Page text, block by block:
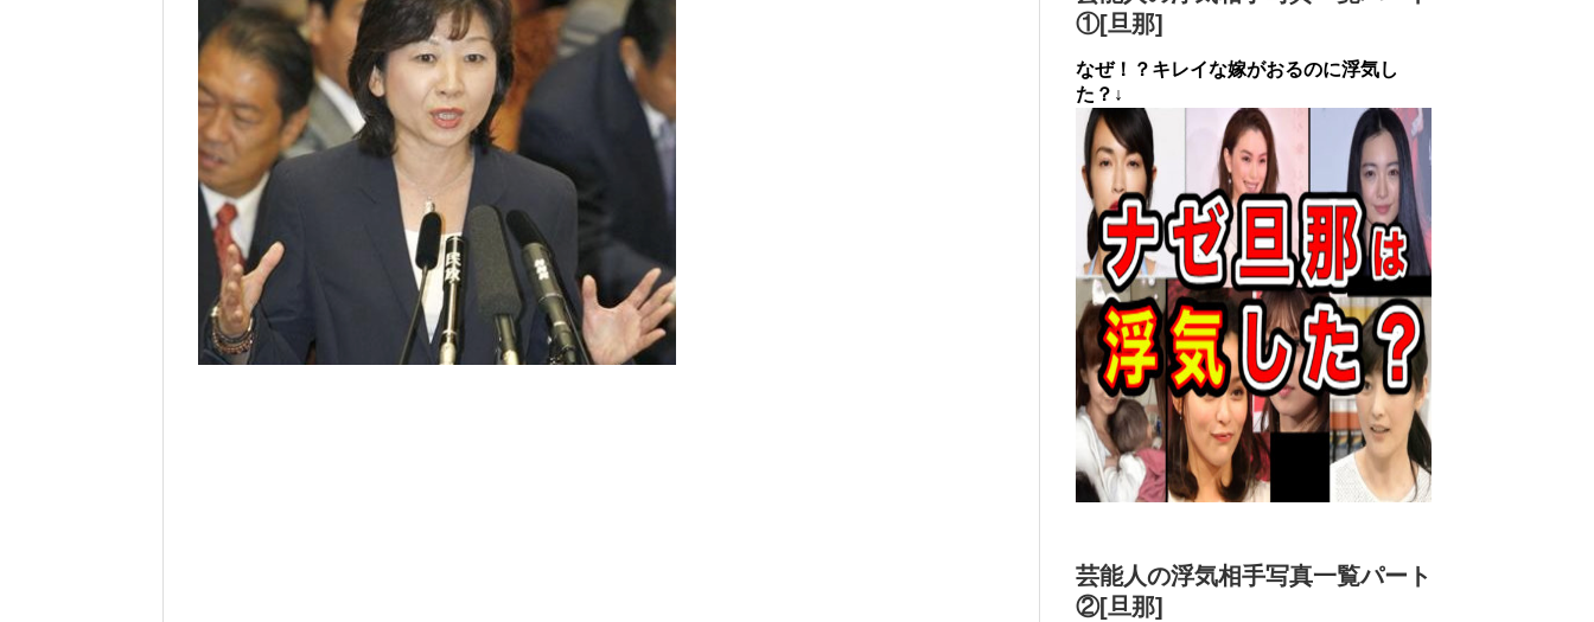
①[旦那]
なぜ！？キレイな嫁がおるのに浮気し
た？↓
芸能人の浮気相手写真一覧パート
②[旦那]